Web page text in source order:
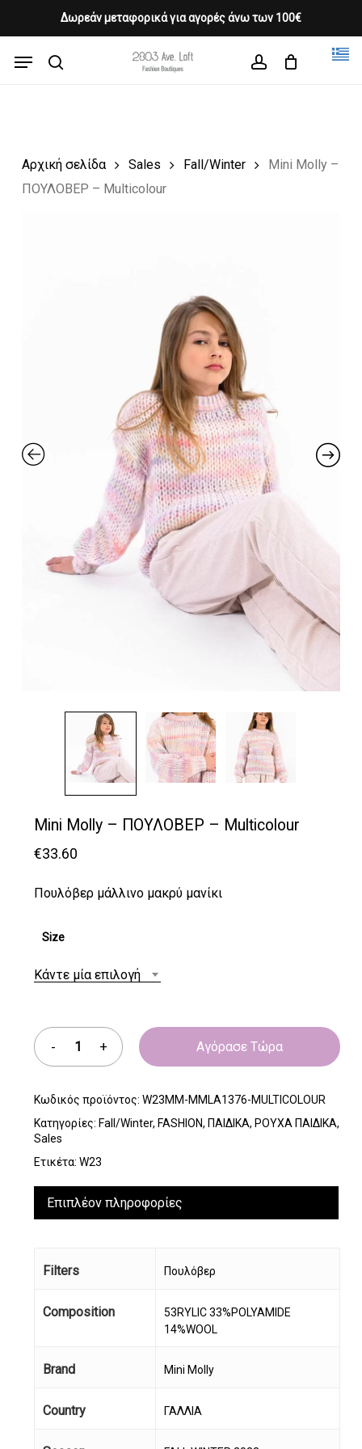
Δωρεάν μεταφορικά για αγορές άνω των 100€
content
Menu
Cart CLOSE
CART
Αρχική σελίδα Sales Fall/Winter
Mini Molly –
ΠΟΥΛΟΒΕΡ – Multicolour
Mini Molly – ΠΟΥΛΟΒΕΡ – Multicolour
€33.60
Πουλόβερ μάλλινο μακρύ μανίκι
Size
Κάντε μία επιλογή
Αγόρασε Τώρα
Κωδικός προϊόντος: W23MM-MMLA1376-MULTICOLOUR
Κατηγορίες: Fall/Winter, FASHION, ΠΑΙΔΙΚΑ, ΡΟΥΧΑ ΠΑΙΔΙΚΑ,
Sales
Ετικέτα: W23
Επιπλέον πληροφορίες
Filters Πουλόβερ
Composition
53RYLIC 33%POLYAMIDE
14%WOOL
Brand Mini Molly
Country ΓΑΛΛΙΑ
Close